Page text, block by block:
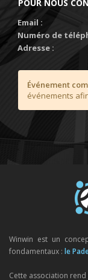
POUR NOUS
Email :
Numéro de
Adresse :
Événement
événements
Winwin est un
fondamentaux : le
Cette association